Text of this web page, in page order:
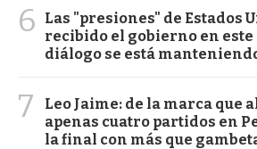
6
Las "presiones" de Estados
recibido el gobierno en este
diálogo se está
7
Leo Jaime: de la marca que
apenas cuatro partidos en
la final con más que